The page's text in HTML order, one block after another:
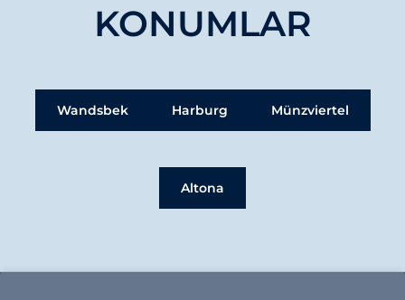
KONUMLAR
Wandsbek Harburg Münzviertel
Altona